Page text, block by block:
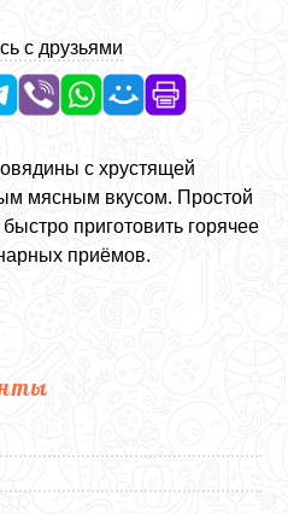
с друзьями
с хрустящей
мясным вкусом. Простой
приготовить горячее
приёмов.